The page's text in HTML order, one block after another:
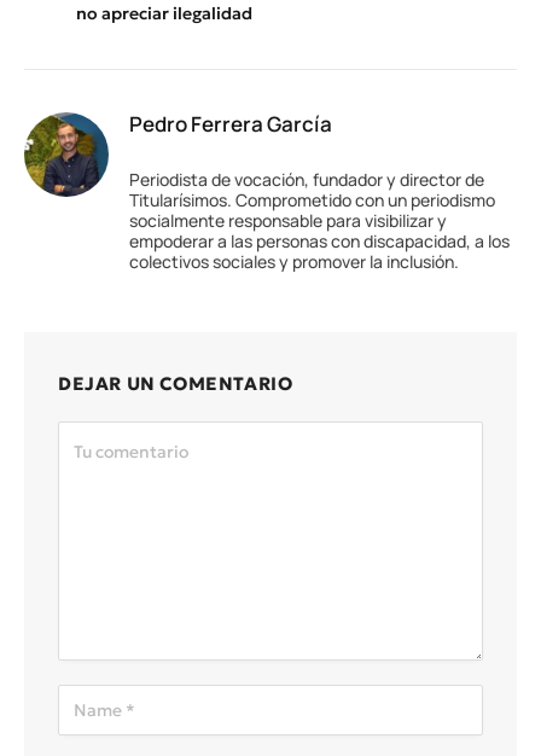
no apreciar ilegalidad
Pedro Ferrera García
Periodista de vocación, fundador y director de
Titularísimos. Comprometido con un periodismo
socialmente responsable para visibilizar y
empoderar a las personas con discapacidad, a los
colectivos sociales y promover la inclusión.
DEJAR UN COMENTARIO